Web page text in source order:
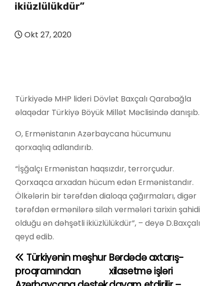
ikiüzlülükdür”
Okt 27, 2020
Türkiyədə MHP lideri Dövlət Baxçalı Qarabağla
əlaqədar Türkiyə Böyük Millət Məclisində danışıb.
O, Ermənistanın Azərbaycana hücumunu
qorxaqlıq adlandırıb.
“İşğalçı Ermənistan haqsızdır, terrorçudur.
Qorxaqca arxadan hücum edən Ermənistandır.
Ölkələrin bir tərəfdən dialoqa çağırmaları, digər
tərəfdən ermənilərə silah vermələri tarixin şahidi
olduğu ən dəhşətli ikiüzlülükdür”, – deyə D.Baxçalı
qeyd edib.
Y
a
Bərdədə axtarış-
xilasetmə işləri
Türkiyənin məşhur
proqramından